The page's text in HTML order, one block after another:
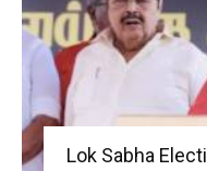
Lok Sabha